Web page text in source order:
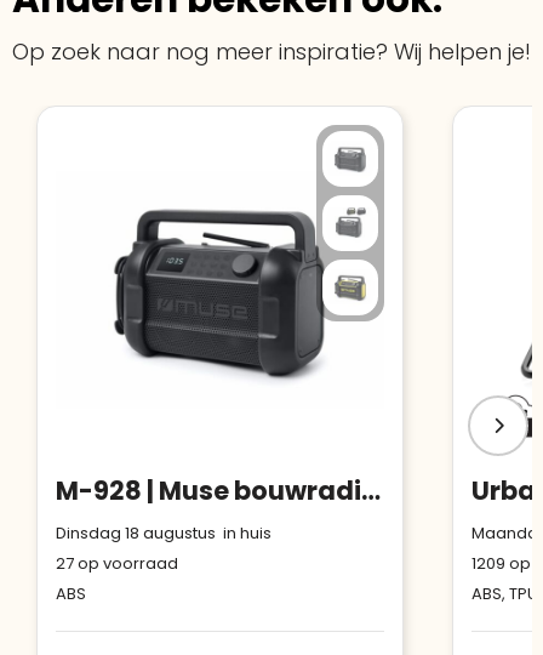
Op zoek naar nog meer inspiratie? Wij helpen je!
M-928 | Muse bouwradio met Bluetooth 20W met FM-radio
Dinsdag 18 augustus in huis
27op voorraad
ABS
1209 op
ABS, TPU